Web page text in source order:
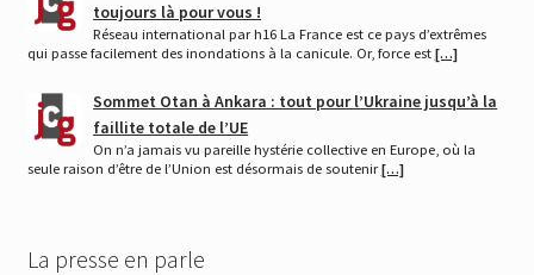
toujours là pour vous !
Réseau international par h16 La France est ce pays d’extrêmes
qui passe facilement des inondations à la canicule. Or, force est […]
Sommet Otan à Ankara : tout pour l’Ukraine jusqu’à la
faillite totale de l’UE
On n’a jamais vu pareille hystérie collective en Europe, où la
seule raison d’être de l’Union est désormais de soutenir[…]
La presse en parle